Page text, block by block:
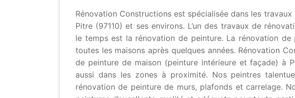
Rénovation Constructions est spécialisée dans les
Pitre (97110) et ses environs. L’un des travaux de
le temps est la rénovation de peinture. La rénovation
toutes les maisons après quelques années. Rénovation
de peinture de maison (peinture intérieure et façade) à
aussi dans les zones à proximité. Nos peintres
rénovation de peinture de murs, plafonds et carrelage.